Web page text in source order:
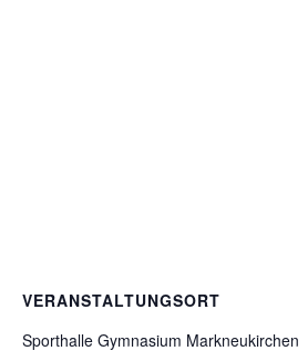
VERANSTALTUNGSORT
Sporthalle Gymnasium Markneukirchen